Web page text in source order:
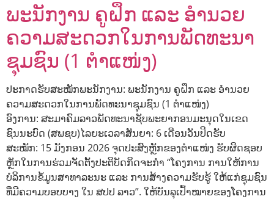
ພະນັກງານ ຄູຝຶກ ແລະ ອຳນວຍ
ຄວາມສະດວກໃນການພັດທະນາ
ຊຸມຊົນ (1 ຕຳແໜ່ງ)
ປະກາດຮັບສະໝັກພະນັກງານ: ພະນັກງານ ຄູຝຶກ ແລະ ອຳນວຍ
ຄວາມສະດວກໃນການພັດທະນາຊຸມຊົນ (1 ຕຳແໜ່ງ)
ອົງການ: ສະມາຄົມລາວພັດທະນາຊັບພະຍາກອນມະນຸດໃນເຂດ
ຊົນນະບົດ (ສພຊບ)ໄລຍະເວລາສັນຍາ: 6 ເດືອນວັນປິດຮັບ
ສະໝັກ: 15 ມັງກອນ 2026 ຈຸດປະສົງຫຼັກຂອງຕຳແໜ່ງ ຮັບຜິດຊອບ
ຫຼັກໃນການຮ່ວມຈັດຕັ້ງປະຕິບັດກິດຈະກຳ “ໂຄງການ ການໃຫ້ການ
ບໍລິການຂໍ້ມູນສາທາລະນະ ແລະ ການສ້າງຄວາມຮັບຮູ້ ໃຫ້ແກ່ຊຸມຊົນ
ທີ່ມີຄວາມບອບບາງ ໃນ ສປປ ລາວ”. ໃຫ້ບັນລຸເປົ້າໝາຍຂອງໂຄງການ